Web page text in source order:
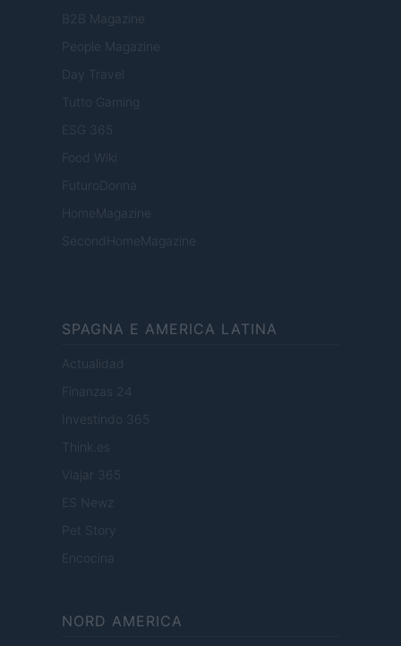
B2B Magazine
People Magazine
Day Travel
Tutto Gaming
ESG 365
Food Wiki
FuturoDonna
HomeMagazine
SecondHomeMagazine
SPAGNA E AMERICA LATINA
Actualidad
Finanzas 24
Investindo 365
Think.es
Viajar 365
ES Newz
Pet Story
Encocina
NORD AMERICA